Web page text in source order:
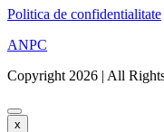
Politica de confidentialitate
ANPC
Copyright 2026 | All
x